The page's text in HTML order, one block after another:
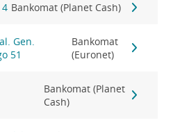
Bankomat (Planet Cash)
Gen.
51
Bankomat
(Euronet)
Bankomat (Planet
Cash)